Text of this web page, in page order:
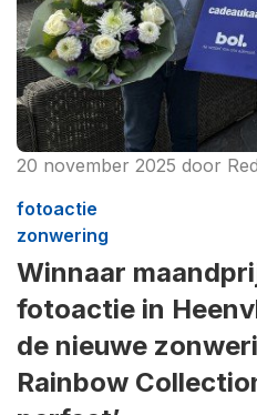
20 november 2025 door
fotoactie
zonwering
Winnaar
fotoactie in
de nieuwe
Rainbow